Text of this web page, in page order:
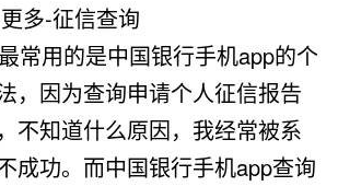
多-征信查询
用的是中国银行手机app的个
，因为查询申请个人征信报告
不知道什么原因，我经常被系
成功。而中国银行手机app查询